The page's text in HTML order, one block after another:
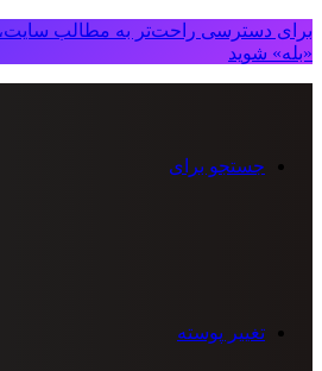
برای دسترسی راحت‌تر به مطالب سایت،
«بله» شوید
جستجو برای
تغییر پوسته